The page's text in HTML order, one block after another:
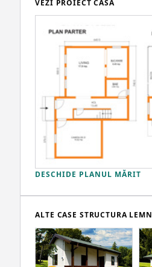
VEZI PROIECT CASA
DESCHIDE PLANUL MĂRIT
ALTE CASE STRUCTURA LEMN